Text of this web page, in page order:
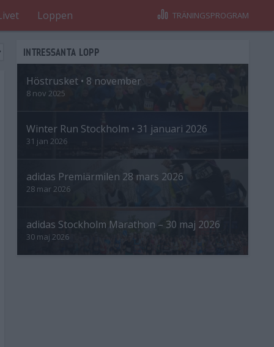
Loppen TRÄNINGSPROGRAM
INTRESSANTA LOPP
Höstrusket • 8 november
8 nov 2025
Winter Run Stockholm • 31 januari 2026
31 jan 2026
adidas Premiärmilen 28 mars 2026
28 mar 2026
adidas Stockholm Marathon – 30 maj 2026
30 maj 2026